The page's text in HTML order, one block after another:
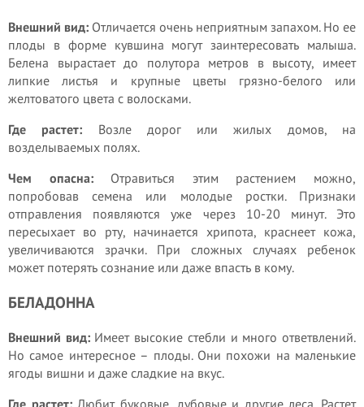
Внешний вид: Отличается очень неприятным запахом. Но ее
плоды в форме кувшина могут заинтересовать малыша.
Белена вырастает до полутора метров в высоту, имеет
липкие листья и крупные цветы грязно-белого или
желтоватого цвета с волосками.
Где растет: Возле дорог или жилых домов, на
возделываемых полях.
Чем опасна:Отравиться этим растением можно,
попробовав семена или молодые ростки. Признаки
отправления появляются уже через 10-20 минут. Это
пересыхает во рту, начинается хрипота, краснеет кожа,
увеличиваются зрачки. При сложных случаях ребенок
может потерять сознание или даже впасть в кому.
БЕЛАДОННА
Внешний вид:Имеет высокие стебли и много ответвлений.
Но самое интересное – плоды. Они похожи на маленькие
ягоды вишни и даже сладкие на вкус.
Где растет:Любит буковые, дубовые и другие леса. Растет